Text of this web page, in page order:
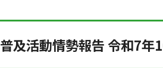
普及活動情勢報告 令和7年